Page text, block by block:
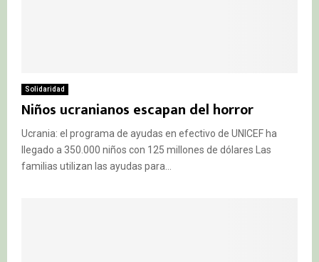
Solidaridad
Niños ucranianos escapan del horror
Ucrania: el programa de ayudas en efectivo de UNICEF ha
llegado a 350.000 niños con 125 millones de dólares Las
familias utilizan las ayudas para...